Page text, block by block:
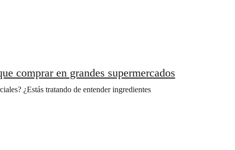
comprar en grandes supermercados
¿Estás tratando de entender ingredientes